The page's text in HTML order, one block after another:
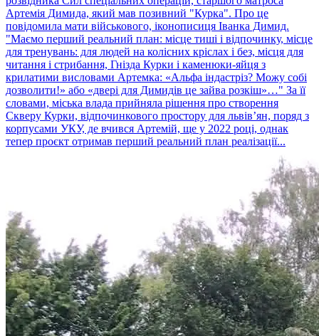
Артемія Димида, який мав позивний "Курка". Про це
повідомила мати військового, іконописиця Іванка Димид.
"Маємо перший реальний план: місце тиші і відпочинку, місце
для тренувань: для людей на колісних кріслах і без, місця для
читання і стрибання, Гнізда Курки і каменюки-яйця з
крилатими висловами Артемка: «Альфа індастріз? Можу собі
дозволити!» або «двері для Димидів це зайва розкіш»…" За її
словами, міська влада прийняла рішення про створення
Скверу Курки, відпочинкового простору для львівʼян, поряд з
корпусами УКУ, де вчився Артемій, ще у 2022 році, однак
тепер проєкт отримав перший реальний план реалізації...